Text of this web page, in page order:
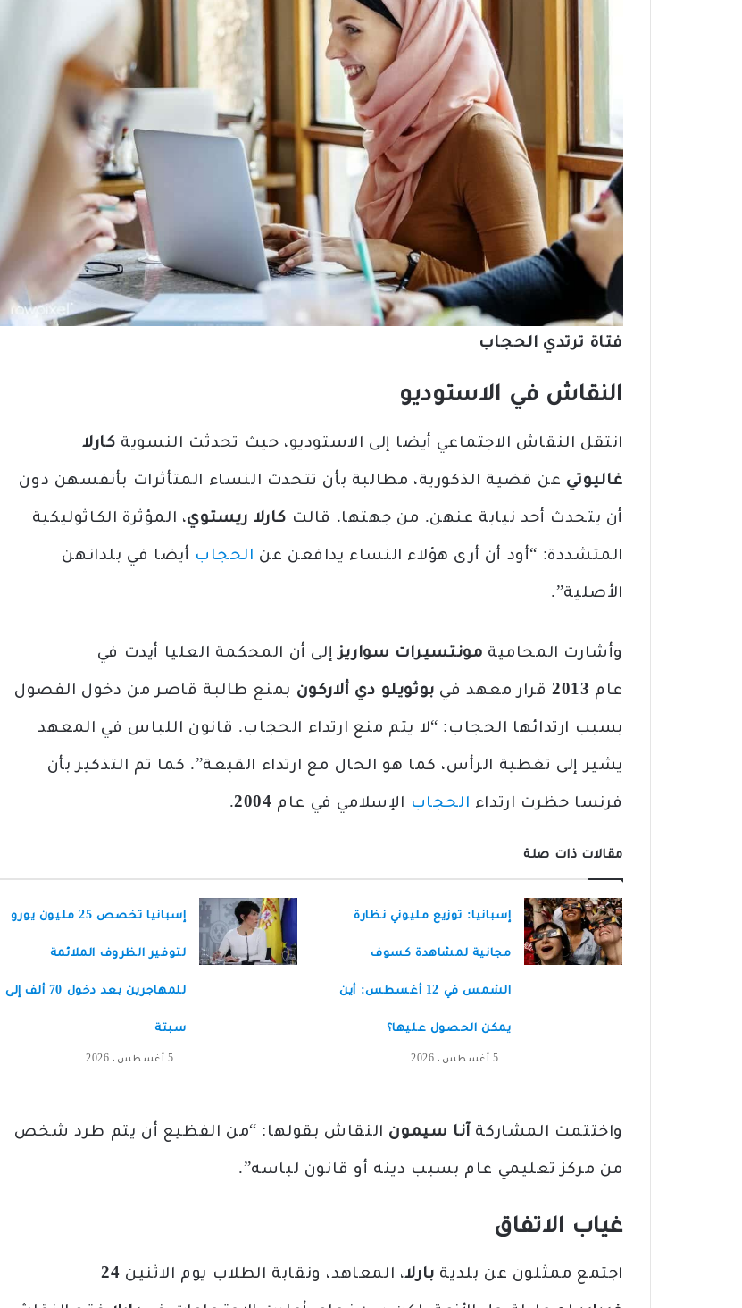
فتاة ترتدي الحجاب
النقاش في الاستوديو
انتقل النقاش الاجتماعي أيضا إلى الاستوديو، حيث تحدثت النسوية كارلا
غاليوتي عن قضية الذكورية، مطالبة بأن تتحدث النساء المتأثرات بأنفسهن دون
أن يتحدث أحد نيابة عنهن. من جهتها، قالت كارلا ريستوي، المؤثرة الكاثوليكية
المتشددة: “أود أن أرى هؤلاء النساء يدافعن عن الحجاب أيضا في بلدانهن
الأصلية”.
وأشارت المحامية مونتسيرات سواريزإلى أن المحكمة العليا أيدت في
عام 2013قرار معهد في بوثويلو دي ألاركون بمنع طالبة قاصر من دخول الفصول
بسبب ارتدائها الحجاب: “لا يتم منع ارتداء الحجاب. قانون اللباس في المعهد
يشير إلى تغطية الرأس، كما هو الحال مع ارتداء القبعة”. كما تم التذكير بأن
فرنسا حظرت ارتداء الحجاب الإسلامي في عام 2004
.
مقالات ذات صلة
إسبانيا: توزيع مليوني نظارة
مجانية لمشاهدة كسوف
الشمس في 12 أغسطس: أين
يمكن الحصول عليها؟
5 أغسطس، 2026
إسبانيا تخصص 25 مليون يورو
لتوفير الظروف الملائمة
للمهاجرين بعد دخول 70 ألف إلى
سبتة
5 أغسطس، 2026
واختتمت المشاركة آنا سيمون النقاش بقولها: “من الفظيع أن يتم طرد شخص
من مركز تعليمي عام بسبب دينه أو قانون لباسه”.
غياب الاتفاق
اجتمع ممثلون عن بلدية بارلا، المعاهد، ونقابة الطلاب يوم الاثنين 24